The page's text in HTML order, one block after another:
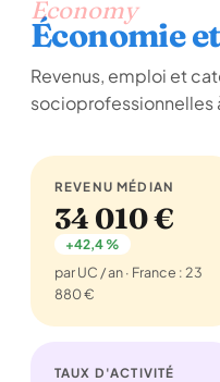
Economy
Économie
Revenus, emploi et
socioprofessionnelles
REVENU MÉDIAN
34 010 €
+42,4 %
par UC / an · France : 23
880 €
TAUX D'ACTIVITÉ